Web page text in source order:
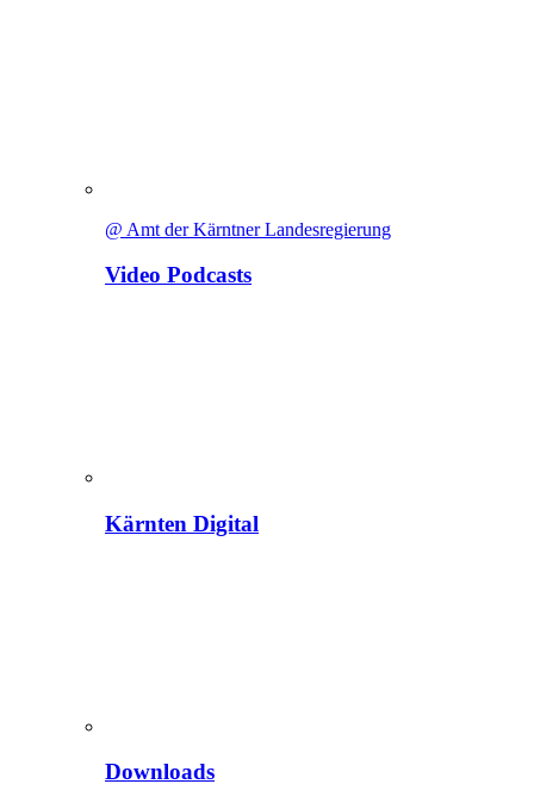
@ Amt der Kärntner Landesregierung
Video Podcasts
Kärnten Digital
Downloads